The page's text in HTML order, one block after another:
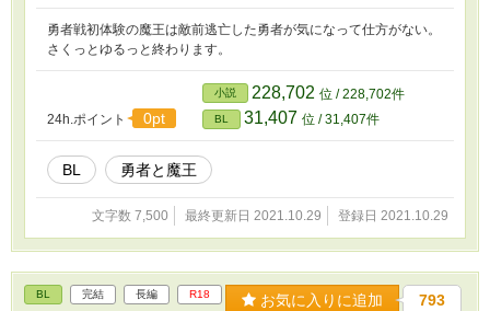
勇者戦初体験の魔王は敵前逃亡した勇者が気になって仕方がない。
さくっとゆるっと終わります。
24h.ポイント 0pt
小説 228,702 位 / 228,702件
BL 31,407 位 / 31,407件
BL 勇者と魔王
文字数 7,500 最終更新日 2021.10.29 登録日 2021.10.29
BL 完結 長編 R18 お気に入りに追加 793